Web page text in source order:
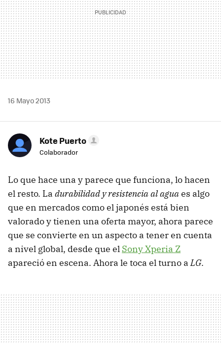
16 Mayo 2013
Kote Puerto
Colaborador
Lo que hace una y parece que funciona, lo hacen
el resto. La durabilidad y resistencia al aguaes algo
que en mercados como el japonés está bien
valorado y tienen una oferta mayor, ahora parece
que se convierte en un aspecto a tener en cuenta
a nivel global, desde que el Sony Xperia Z
apareció en escena. Ahora le toca el turno a LG.